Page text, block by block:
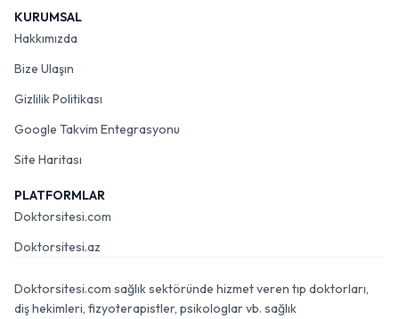
KURUMSAL
Hakkımızda
Bize Ulaşın
Gizlilik Politikası
Google Takvim Entegrasyonu
Site Haritası
PLATFORMLAR
Doktorsitesi.com
Doktorsitesi.az
Doktorsitesi.com sağlık sektöründe hizmet veren tıp doktorları,
diş hekimleri, fizyoterapistler, psikologlar vb. sağlık